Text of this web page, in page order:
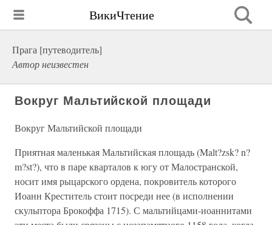
ВикиЧтение
Прага [путеводитель]
Автор неизвестен
Вокруг Мальтийской площади
Вокруг Мальтийской площади
Приятная маленькая Мальтийская площадь (Malt?zsk? n?
m?st?), что в паре кварталов к югу от Малостранской,
носит имя рыцарского ордена, покровитель которого
Иоанн Креститель стоит посреди нее (в исполнении
скульптора Брокоффа 1715). С мальтийцами-иоаннитами